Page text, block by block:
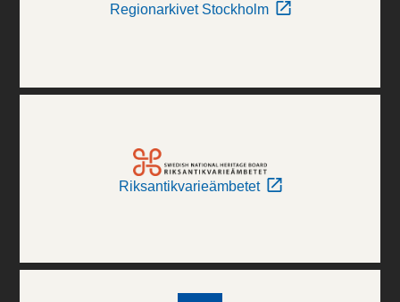
Regionarkivet Stockholm
Riksantikvarieämbetet